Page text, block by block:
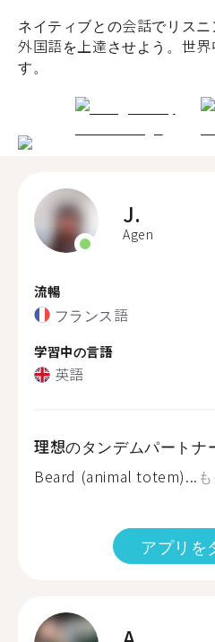
ネイティブとの会話でリスニ
外国語を上達させよう。世
す。
J.
Agen
流暢
フランス語
学習中の言語
英語
理想のタンデムパートナ
Beard (animal totem)...
アプリを